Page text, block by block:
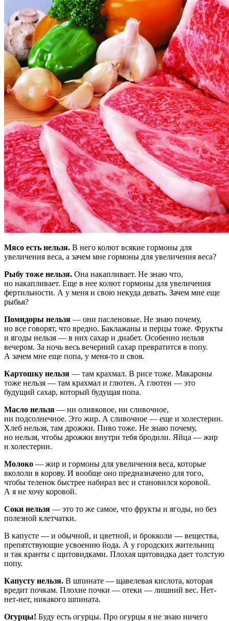
Мясо есть нельзя. В него колют всякие гормоны для
увеличения веса, а зачем мне гормоны для увеличения веса?
Рыбу тоже нельзя. Она накапливает. Не знаю что,
но накапливает. Еще в нее колют гормоны для увеличения
фертильности. А у меня и свою некуда девать. Зачем мне еще
рыбья?
Помидоры нельзя — они пасленовые. Не знаю почему,
но все говорят, что вредно. Баклажаны и перцы тоже. Фрукты
и ягоды нельзя — в них сахар и диабет. Особенно нельзя
вечером. За ночь весь вечерний сахар превратится в попу.
А зачем мне еще попа, у меня-то и своя.
Картошку нельзя — там крахмал. В рисе тоже. Макароны
тоже нельзя — там крахмал и глютен. А глютен — это
будущий сахар, который будущая попа.
Масло нельзя — ни оливковое, ни сливочное,
ни подсолнечное. Это жир. А сливочное — еще и холестерин.
Хлеб нельзя, там дрожжи. Пиво тоже. Не знаю почему,
но нельзя, чтобы дрожжи внутри тебя бродили. Яйца — жир
и холестерин.
Молоко — жир и гормоны для увеличения веса, которые
вкололи в корову. И вообще оно предназначено для того,
чтобы теленок быстрее набирал вес и становился коровой.
А я не хочу коровой.
Соки нельзя — это то же самое, что фрукты и ягоды, но без
полезной клетчатки.
В капусте — и обычной, и цветной, и брокколи — вещества,
препятствующие усвоению йода. А у городских жительниц
и так кранты с щитовидками. Плохая щитовидка дает толстую
попу.
Капусту нельзя. В шпинате — щавелевая кислота, которая
вредит почкам. Плохие почки — отеки — лишний вес. Нет-
нет-нет, никакого шпината.
Огурцы! Буду есть огурцы. Про огурцы я не знаю ничего